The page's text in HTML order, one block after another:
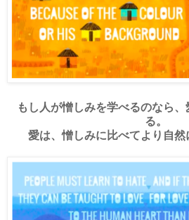
もし人が憎しみを学べるのなら
る。
愛は、憎しみに比べてより自然